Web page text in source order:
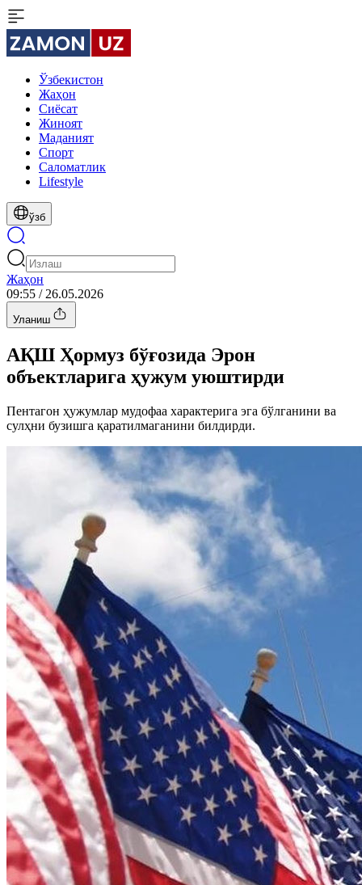
Ўзбекистон
Жаҳон
Сиёсат
Жиноят
Маданият
Спорт
Cаломатлик
Lifestyle
ўзб
Жаҳон
09:55 / 26.05.2026
Уланиш
АҚШ Ҳормуз бўғозида Эрон
объектларига ҳужум уюштирди
Пентагон ҳужумлар мудофаа характерига эга бўлганини ва
сулҳни бузишга қаратилмаганини билдирди.